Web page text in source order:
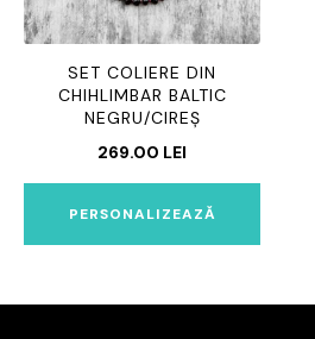
SET COLIERE DIN
CHIHLIMBAR BALTIC
NEGRU/CIREȘ
269.00 LEI
PERSONALIZEAZĂ